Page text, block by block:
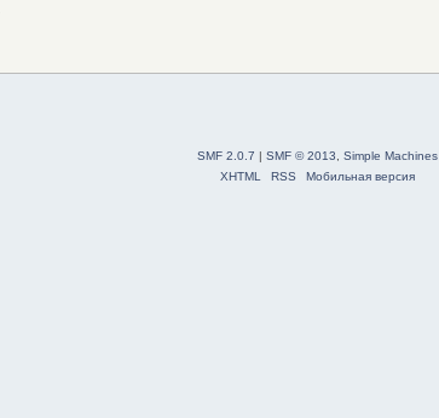
SMF 2.0.7 | SMF © 2013, Simple Machines
XHTML
RSS Мобильная версия